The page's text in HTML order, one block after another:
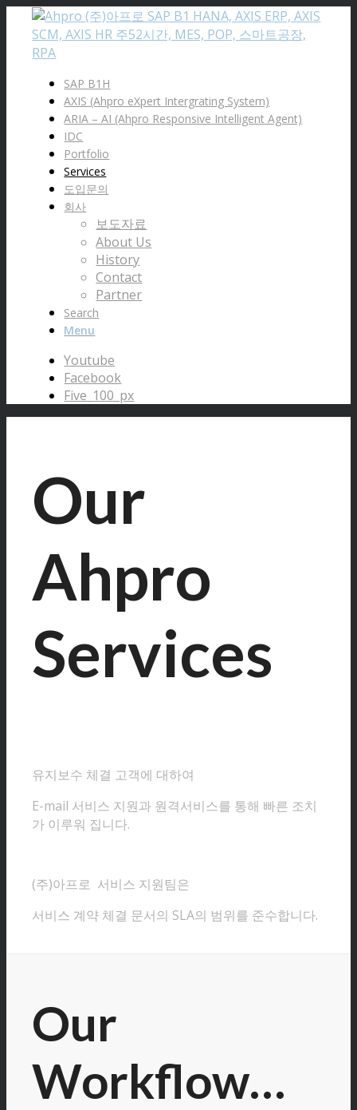
SAP B1H
AXIS (Ahpro eXpert Intergrating System)
ARIA – AI (Ahpro Responsive Intelligent Agent)
IDC
Portfolio
Services
도입문의
회사
보도자료
About Us
History
Contact
Partner
Search
Menu
Youtube
Facebook
Five_100_px
Our
Ahpro
Services
유지보수 체결 고객에 대하여
E-mail 서비스 지원과 원격서비스를 통해 빠른 조치
가 이루워 집니다.
(주)아프로 서비스 지원팀은
서비스 계약 체결 문서의 SLA의 범위를 준수합니다.
Our
Workflow…